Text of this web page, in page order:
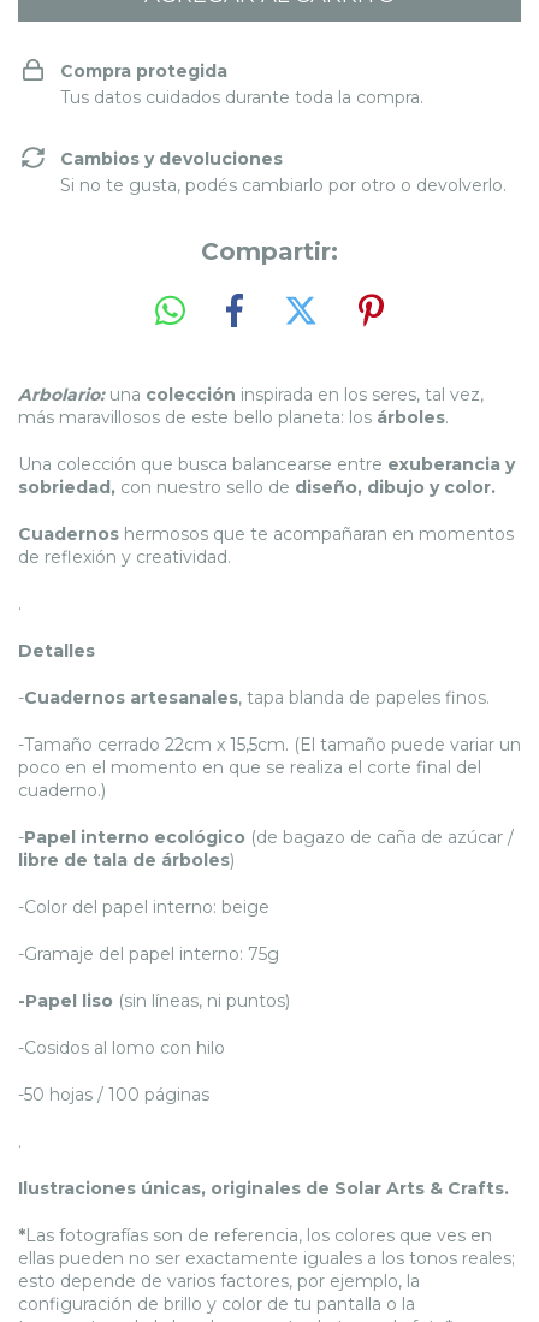
Compra protegida
Tus datos cuidados durante toda la compra.
Cambios y devoluciones
Si no te gusta, podés cambiarlo por otro o devolverlo.
Compartir:
Arbolario: una colección inspirada en los seres, tal vez,
más maravillosos de este bello planeta: los árboles.
Una colección que busca balancearse entre exuberancia y
sobriedad, con nuestro sello de diseño, dibujo y color.
Cuadernos hermosos que te acompañaran en momentos
de reflexión y creatividad.
.
Detalles
-Cuadernos artesanales, tapa blanda de papeles finos.
-Tamaño cerrado 22cm x 15,5cm. (El tamaño puede variar un
poco en el momento en que se realiza el corte final del
cuaderno.)
-Papel interno ecológico (de bagazo de caña de azúcar /
libre de tala de árboles)
-Color del papel interno: beige
-Gramaje del papel interno: 75g
-Papel liso (sin líneas, ni puntos)
-Cosidos al lomo con hilo
-50 hojas / 100 páginas
.
Ilustraciones únicas, originales de Solar Arts & Crafts.
*Las fotografías son de referencia, los colores que ves en
ellas pueden no ser exactamente iguales a los tonos reales;
esto depende de varios factores, por ejemplo, la
configuración de brillo y color de tu pantalla o la